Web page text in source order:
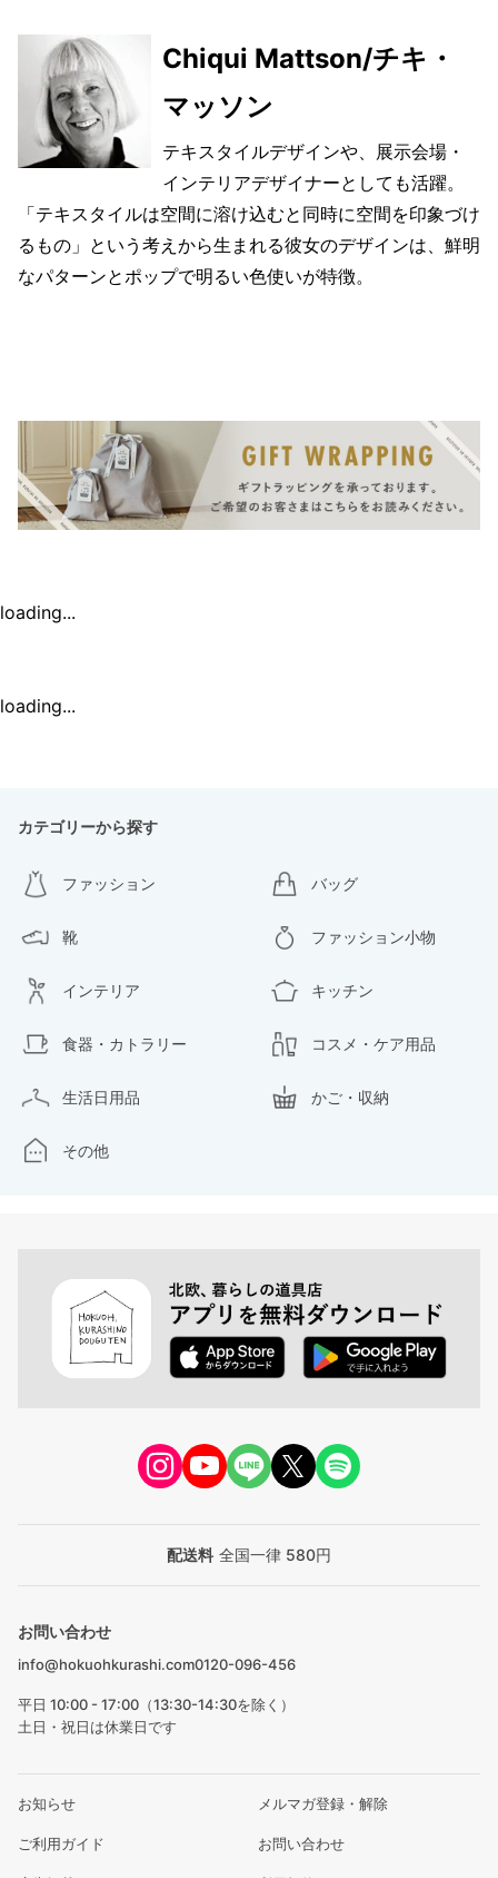
Chiqui Mattson/チキ・
マッソン
テキスタイルデザインや、展示会場・
インテリアデザイナーとしても活躍。
「テキスタイルは空間に溶け込むと同時に空間を印象づけ
るもの」という考えから生まれる彼女のデザインは、鮮明
なパターンとポップで明るい色使いが特徴。
loading...
loading...
カテゴリーから探す
ファッション バッグ
靴 ファッション小物
インテリア キッチン
食器・カトラリー コスメ・ケア用品
生活日用品 かご・収納
その他
配送料 全国一律 580円
お問い合わせ
info@hokuohkurashi.com0120-096-456
平日 10:00 - 17:00（13:30-14:30を除く）
土日・祝日は休業日です
お知らせ メルマガ登録・解除
ご利用ガイド お問い合わせ